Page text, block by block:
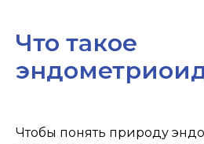
Что такое
Чтобы понять природу